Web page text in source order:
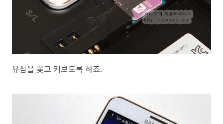
유심을 꽂고 켜보도록 하죠.